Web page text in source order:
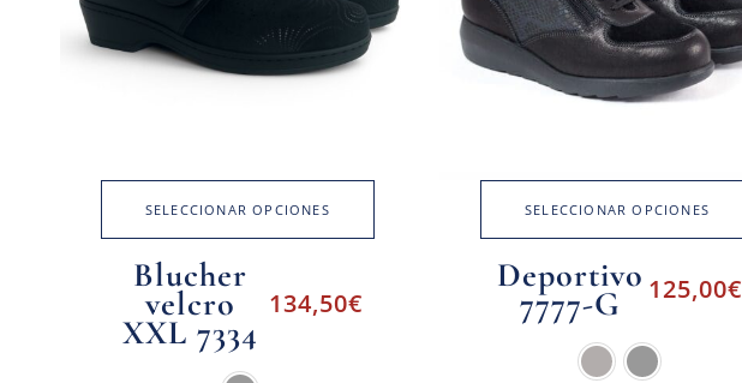
SELECCIONAR OPCIONES
Blucher
velcro
XXL 7334
134,50€
SELECCIONAR OPCIONES
Deportivo
7777-G 125,00€